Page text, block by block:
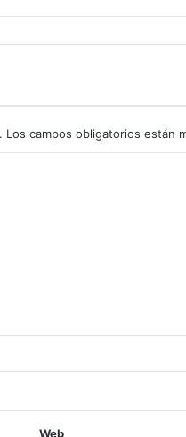
Los campos obligatorios están
Web